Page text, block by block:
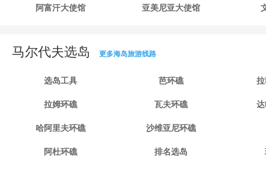
阿富汗大使馆 亚美尼亚大使馆
马尔代夫选岛 更多海岛旅游线路
选岛工具 芭环礁
拉姆环礁 瓦夫环礁
哈阿里夫环礁 沙维亚尼环礁
阿杜环礁 排名选岛